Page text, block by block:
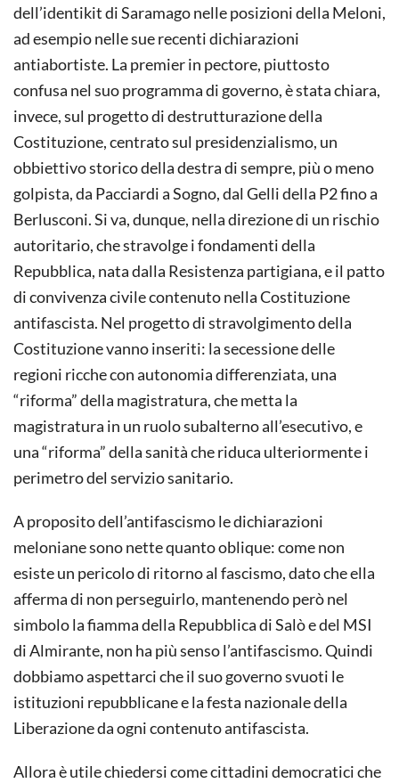
dell’identikit di Saramago nelle posizioni della Meloni,
ad esempio nelle sue recenti dichiarazioni
antiabortiste. La premier in pectore, piuttosto
confusa nel suo programma di governo, è stata chiara,
invece, sul progetto di destrutturazione della
Costituzione, centrato sul presidenzialismo, un
obbiettivo storico della destra di sempre, più o meno
golpista, da Pacciardi a Sogno, dal Gelli della P2 fino a
Berlusconi. Si va, dunque, nella direzione di un rischio
autoritario, che stravolge i fondamenti della
Repubblica, nata dalla Resistenza partigiana, e il patto
di convivenza civile contenuto nella Costituzione
antifascista. Nel progetto di stravolgimento della
Costituzione vanno inseriti: la secessione delle
regioni ricche con autonomia differenziata, una
“riforma” della magistratura, che metta la
magistratura in un ruolo subalterno all’esecutivo, e
una “riforma” della sanità che riduca ulteriormente i
perimetro del servizio sanitario.
A proposito dell’antifascismo le dichiarazioni
meloniane sono nette quanto oblique: come non
esiste un pericolo di ritorno al fascismo, dato che ella
afferma di non perseguirlo, mantenendo però nel
simbolo la fiamma della Repubblica di Salò e del MSI
di Almirante, non ha più senso l’antifascismo. Quindi
dobbiamo aspettarci che il suo governo svuoti le
istituzioni repubblicane e la festa nazionale della
Liberazione da ogni contenuto antifascista.
Allora è utile chiedersi come cittadini democratici che